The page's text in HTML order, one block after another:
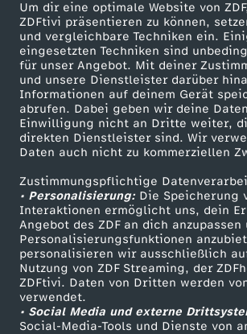
Um dir eine optimale Website von
ZDFtivi präsentieren zu können,
und vergleichbare Techniken ein.
eingesetzten Techniken sind
für unser Angebot. Mit deiner
und unsere Dienstleister darüber
Informationen auf deinem Gerät
abrufen. Dabei geben wir deine
Einwilligung nicht an Dritte weiter,
direkten Dienstleister sind. Wir
Daten auch nicht zu kommerziellen
Zustimmungspflichtige
• Personalisierung:Die Speicherung
Interaktionen ermöglicht uns, dein
Angebot des ZDF an dich anzupassen
Personalisierungsfunktionen
personalisieren wir ausschließlich
Nutzung von ZDF Streaming, der
ZDFtivi. Daten von Dritten werden
verwendet.
• Social Media und externe
Social-Media-Tools und Dienste von
a
g
u
e
-
V
o
l
Mehr ZDF
ZDF-Apps
Smart TV
ZDFtext
Livestreams
Sendungen A-Z
TV-Programm
Service
ZDFmitreden
Kontakt
Tickets
Hilfe
ZDF Unternehmen